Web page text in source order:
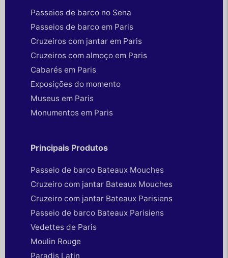
Passeios de barco no Sena
Passeios de barco em Paris
Cruzeiros com jantar em Paris
Cruzeiros com almoço em Paris
Cabarés em Paris
Exposições do momento
Museus em Paris
Monumentos em Paris
Principais Produtos
Passeio de barco Bateaux Mouches
Cruzeiro com jantar Bateaux Mouches
Cruzeiro com jantar Bateaux Parisiens
Passeio de barco Bateaux Parisiens
Vedettes de Paris
Moulin Rouge
Paradis Latin